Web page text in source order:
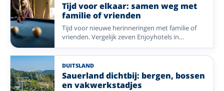
Tijd voor elkaar: samen weg met
familie of vrienden
Tijd voor nieuwe herinneringen met familie of
vrienden. Vergelijk zeven Enjoyhotels in
Nederland, België en Duitsland, van levendige
steden tot rustige natuur.
DUITSLAND
Sauerland dichtbij: bergen, bossen
en vakwerkstadjes